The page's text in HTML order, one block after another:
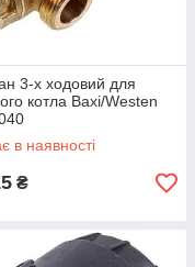
3-х ходовий для
котла Baxi/Westen
в наявності
₴